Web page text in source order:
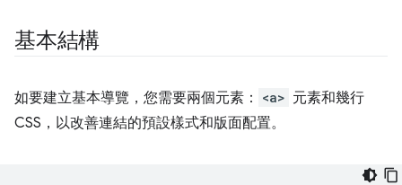
基本結構
如要建立基本導覽，您需要兩個元素： <a> 元素和幾行
CSS，以改善連結的預設樣式和版面配置。